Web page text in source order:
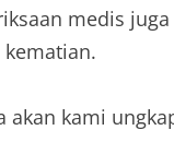
medis
kami